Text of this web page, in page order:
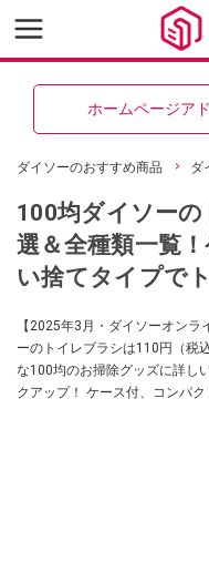
ホームページア
ダイソーのおすすめ商品 ダ
100均ダイソー
選＆全種類一覧
い捨てタイプで
【2025年3月・ダイソーオン
ーのトイレブラシは110円（税
な100均のお掃除グッズに詳し
クアップ！ ケース付、コンパ
ど、実際に使いながら紹介し